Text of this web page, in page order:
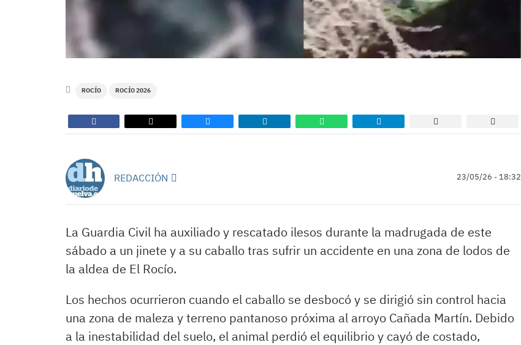
ROCÍO ROCÍO 2026
REDACCIÓN 23/05/26 - 18:32
La Guardia Civil ha auxiliado y rescatado ilesos durante la madrugada de este
sábado a un jinete y a su caballo tras sufrir un accidente en una zona de lodos de
la aldea de El Rocío.
Los hechos ocurrieron cuando el caballo se desbocó y se dirigió sin control hacia
una zona de maleza y terreno pantanoso próxima al arroyo Cañada Martín. Debido
a la inestabilidad del suelo, el animal perdió el equilibrio y cayó de costado,